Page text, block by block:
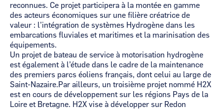
reconnues. Ce projet participera à la montée en gamme
des acteurs économiques sur une filière créatrice de
valeur : l’intégration de systèmes Hydrogène dans les
embarcations fluviales et maritimes et la marinisation des
équipements.
Un projet de bateau de service à motorisation hydrogène
est également à l’étude dans le cadre de la maintenance
des premiers parcs éoliens français, dont celui au large de
Saint-Nazaire.Par ailleurs, un troisième projet nommé H2X
est en cours de développement sur les régions Pays de la
Loire et Bretagne. H2X vise à développer sur Redon